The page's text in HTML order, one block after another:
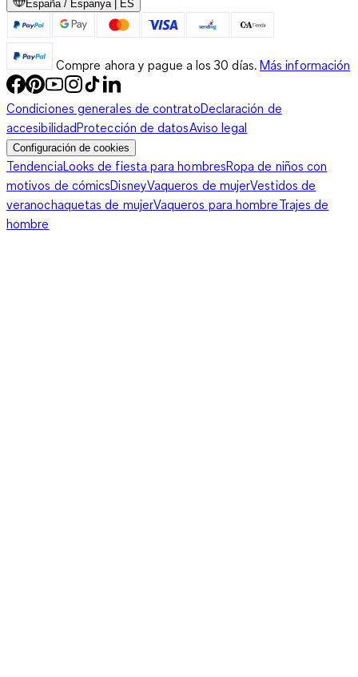
España / Espanya | ES
Compre ahora y pague a los 30 días. Más información
Condiciones generales de contratoDeclaración de
accesibilidadProtección de datosAviso legal
Configuración de cookies
TendenciaLooks de fiesta para hombresRopa de niños con
motivos de cómicsDisneyVaqueros de mujerVestidos de
veranochaquetas de mujerVaqueros para hombreTrajes de
hombre